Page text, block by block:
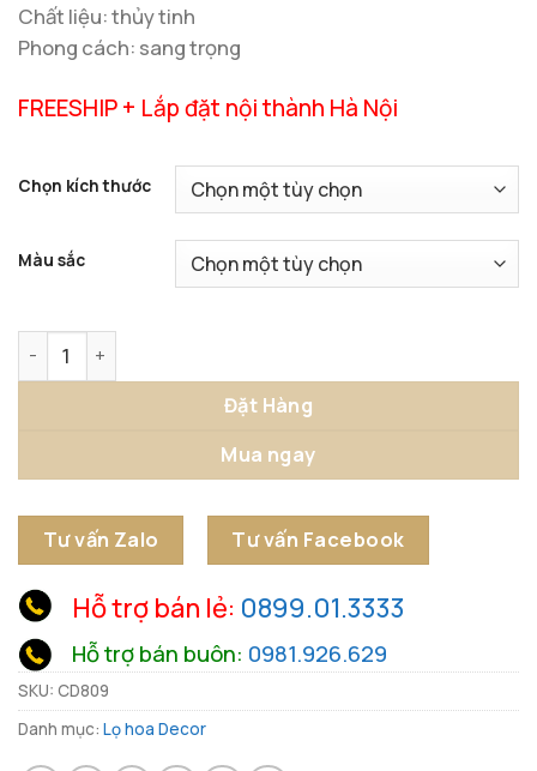
Chất liệu: thủy tinh
Phong cách: sang trọng
FREESHIP + Lắp đặt nội thành Hà Nội
Chọn kích thước
Màu sắc
Lọ Hoa Xương Rồng Thủy Tinh số lượng
Đặt Hàng
Mua ngay
Tư vấn Zalo Tư vấn Facebook
Hỗ trợ bán lẻ: 0899.01.3333
Hỗ trợ bán buôn: 0981.926.629
SKU: CD809
Danh mục: Lọ hoa Decor